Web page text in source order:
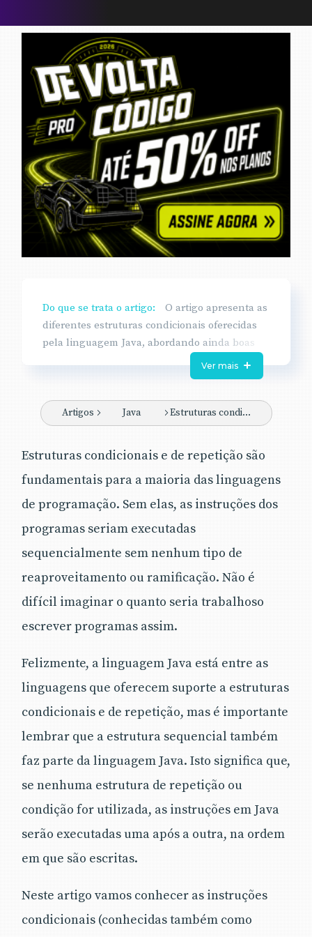
Do que se trata o artigo:
O artigo apresenta as
diferentes estruturas condicionais oferecidas
pela linguagem Java, abordando ainda boas
práticas de utilização. Ao final um exemplo
prático é elaborado, onde cada uma das
ter domínio sobre a utilização de estruturas
maioria das linguagens de programação, e isto
não é diferente em Java.
Apesar de serem poucas, estas estruturas
atenção, uma vez que a utilização equivocada
pode levar a códigos falhos e pouco eficientes.
Diferentemente de APIs e frameworks,
linguagem de programação Java, e qualquer
que seja o sistema desenvolvido, estas
Conhecer em detalhes as estruturas
condicionais da linguagem permitirá ao
desenvolvedor escrever códigos mais claros e
De todas as estruturas condicionais
da linguagem Java, o if é certamente a mais
simples. Ele permite que uma instrução, ou
resultado de uma avaliação condicional.
escolher entre dois blocos de execução,
dependendo do resultado de sua avaliação ser
Ver mais
Artigos Java Estruturas condicionais em Java
Estruturas condicionais e de repetição são
fundamentais para a maioria das linguagens
de programação. Sem elas, as instruções dos
programas seriam executadas
sequencialmente sem nenhum tipo de
reaproveitamento ou ramificação. Não é
difícil imaginar o quanto seria trabalhoso
escrever programas assim.
Felizmente, a linguagem Java está entre as
linguagens que oferecem suporte a estruturas
condicionais e de repetição, mas é importante
lembrar que a estrutura sequencial também
faz parte da linguagem Java. Isto significa que,
se nenhuma estrutura de repetição ou
condição for utilizada, as instruções em Java
serão executadas uma após a outra, na ordem
em que são escritas.
Neste artigo vamos conhecer as instruções
condicionais (conhecidas também como